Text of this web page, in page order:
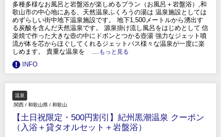
多種多様なお風呂と岩盤浴が楽しめるプラン（お風呂＋岩盤浴）,和
歌山市の中心地にある、天然温泉ふくろうの湯は 温泉施設としては
めずらしい街中地下温泉施設です。 地下1,500メートルから湧出す
る炭酸を含んだ天然温泉です。 源泉掛け流し風呂をはじめとして 信
楽焼で作った大きな壺の中にドボンとつかる壺湯 強力なジェット噴
流が体を芯からほぐしてくれるジェットバス様々な温泉が一度に楽
しめます。 貴重な温泉を
.....もっと見る
INFO
温泉
関西 / 和歌山県 / 和歌山
【土日祝限定・500円割引】紀州黒潮温泉 クーポン
（入浴＋貸タオルセット＋岩盤浴）